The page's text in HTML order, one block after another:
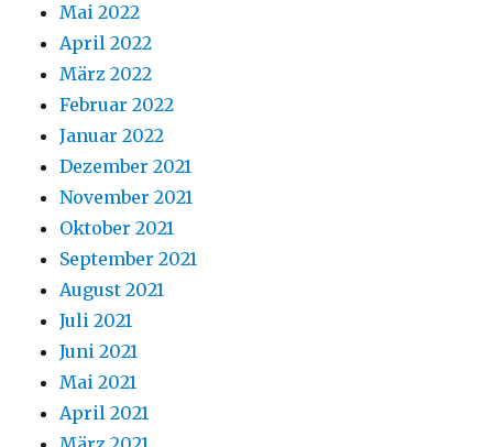
Mai 2022
April 2022
März 2022
Februar 2022
Januar 2022
Dezember 2021
November 2021
Oktober 2021
September 2021
August 2021
Juli 2021
Juni 2021
Mai 2021
April 2021